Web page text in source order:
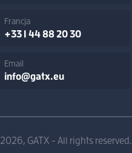
Francja
+33 1 44 88 20 30
Email
info@gatx.eu
2026, GATX - All rights reserved.